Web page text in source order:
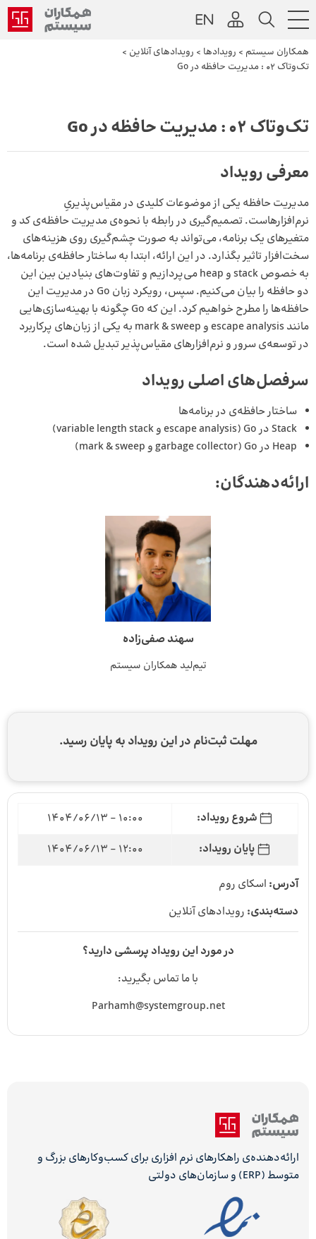
همکاران سیستم > رویداد‌ها > رویداد‌های آنلاین >
تک‌وتاک ۰2 : مدیریت حافظه در Go
تک‌وتاک ۰2 : مدیریت حافظه در Go
معرفی رویداد
مدیریت حافظه یکی از موضوعات کلیدی در مقیاس‌پذیریِ
نرم‌افزارهاست. تصمیم‌گیری در رابطه با نحوه‌ی مدیریت حافظه‌ی کد و
متغیرهای یک برنامه، می‌تواند به صورت چشم‌گیری روی هزینه‌های
سخت‌افزار تاثیر بگذارد. در این ارائه، ابتدا به ساختار حافظه‌ی برنامه‌ها،
به خصوص stack و heap می‌پردازیم و تفاوت‌های بنیادین بین این
دو حافظه را بیان می‌کنیم. سپس، رویکرد زبان Go در مدیریت این
حافظه‌ها را مطرح خواهیم کرد. این که Go چگونه با بهینه‌سازی‌هایی
مانند escape analysis و mark & sweep به یکی از زبان‌های پرکاربرد
در توسعه‌ی سرور و نرم‌افزارهای مقیاس‌پذیر تبدیل شده است.
سرفصل‌های اصلی رویداد
ساختار حافظه‌ی در برنامه‌ها
Stack در Go (escape analysis و variable length stack)
Heap در Go (garbage collector و mark & sweep)
ارائه‌دهندگان:
سهند صفی‌زاده
تیم‌لید همکاران سیستم
مهلت ثبت‌نام در این رویداد به پایان رسید.
شروع رویداد:
10:00 - 1404/06/13
پایان رویداد:
12:00 - 1404/06/13
آدرس: اسکای روم
دسته‌بندی: رویداد‌های آنلاین
در مورد این رویداد پرسشی دارید؟
با ما تماس بگیرید:
Parhamh@systemgroup.net
ارائه‌دهنده‌ی راهکارهای نرم افزاری برای کسب‌وکارهای بزرگ و
متوسط (ERP) و سازمان‌های دولتی